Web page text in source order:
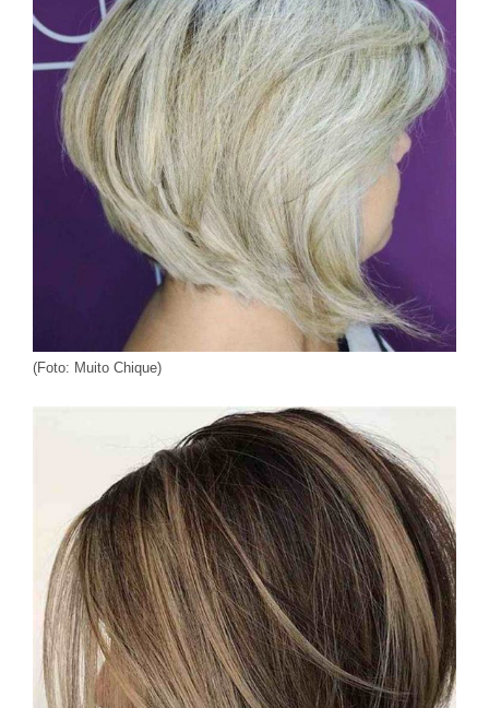
(Foto: Muito Chique)